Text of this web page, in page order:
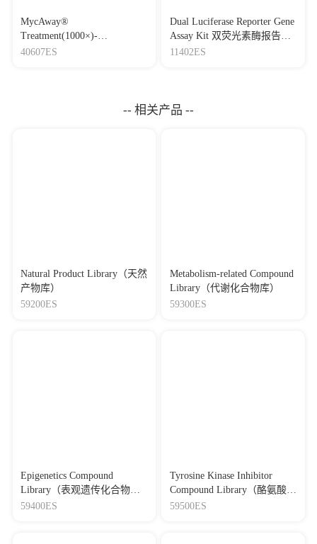
MycAway®
Treatment(1000×)-
Mycoplasma Elimination
40607ES
Dual Luciferase Reporter Gene
Assay Kit 双荧光素酶报告基
因检测试剂盒
11402ES
-- 相关产品 --
Natural Product Library（天然
产物库）
59200ES
Metabolism-related Compound
Library（代谢化合物库）
59300ES
Epigenetics Compound
Library（表观遗传化合物
库）
59400ES
Tyrosine Kinase Inhibitor
Compound Library（酪氨酸激
酶抑制剂化合物库）
59500ES